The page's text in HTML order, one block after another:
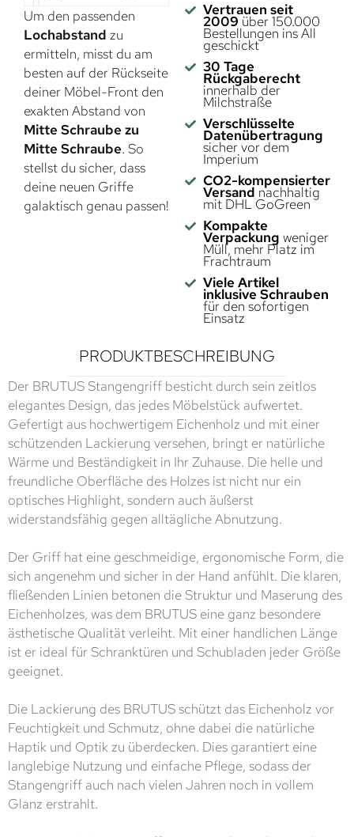
Um den passenden
Lochabstand zu
ermitteln, misst du am
besten auf der Rückseite
deiner Möbel-Front den
exakten Abstand von
Mitte Schraube zu
Mitte Schraube. So
stellst du sicher, dass
deine neuen Griffe
galaktisch genau passen!
Vertrauen seit
2009 über 150.000
Bestellungen ins All
geschickt
30 Tage
Rückgaberecht
innerhalb der
Milchstraße
Verschlüsselte
Datenübertragung
sicher vor dem
Imperium
CO2-kompensierter
Versand nachhaltig
mit DHL GoGreen
Kompakte
Verpackung weniger
Müll, mehr Platz im
Frachtraum
Viele Artikel
inklusive Schrauben
für den sofortigen
Einsatz
PRODUKTBESCHREIBUNG
Der BRUTUS Stangengriff besticht durch sein zeitlos
elegantes Design, das jedes Möbelstück aufwertet.
Gefertigt aus hochwertigem Eichenholz und mit einer
schützenden Lackierung versehen, bringt er natürliche
Wärme und Beständigkeit in Ihr Zuhause. Die helle und
freundliche Oberfläche des Holzes ist nicht nur ein
optisches Highlight, sondern auch äußerst
widerstandsfähig gegen alltägliche Abnutzung.
Der Griff hat eine geschmeidige, ergonomische Form, die
sich angenehm und sicher in der Hand anfühlt. Die klaren,
fließenden Linien betonen die Struktur und Maserung des
Eichenholzes, was dem BRUTUS eine ganz besondere
ästhetische Qualität verleiht. Mit einer handlichen Länge
ist er ideal für Schranktüren und Schubladen jeder Größe
geeignet.
Die Lackierung des BRUTUS schützt das Eichenholz vor
Feuchtigkeit und Schmutz, ohne dabei die natürliche
Haptik und Optik zu überdecken. Dies garantiert eine
langlebige Nutzung und einfache Pflege, sodass der
Stangengriff auch nach vielen Jahren noch in vollem
Glanz erstrahlt.